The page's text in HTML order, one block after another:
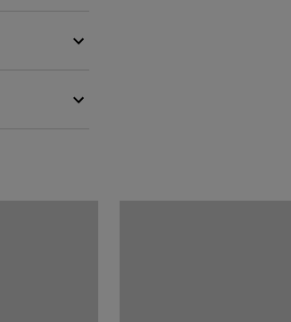
gniazd